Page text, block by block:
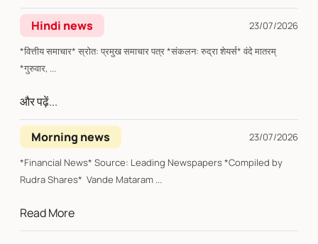
Hindi news
23/07/2026
*वित्तीय समाचार* स्रोत: प्रमुख समाचार पत्र *संकलन: रुद्रा शेयर्स* वंदे मातरम्
*गुरुवार, ...
और पढ़ें...
Morning news
23/07/2026
*Financial News* Source: Leading Newspapers *Compiled by
Rudra Shares* Vande Mataram ...
Read More